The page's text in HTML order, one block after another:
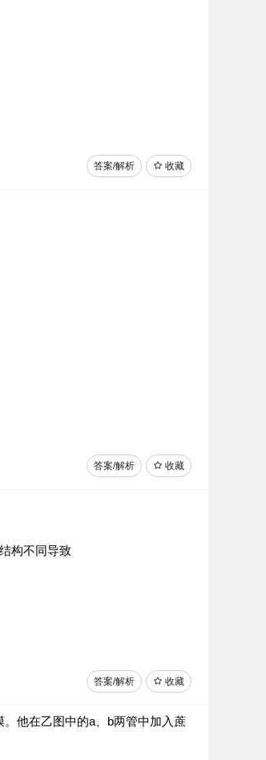
收藏
答案/解析
收藏
答案/解析
构不同导致
收藏
答案/解析
他在乙图中的a、b两管中加入蔗